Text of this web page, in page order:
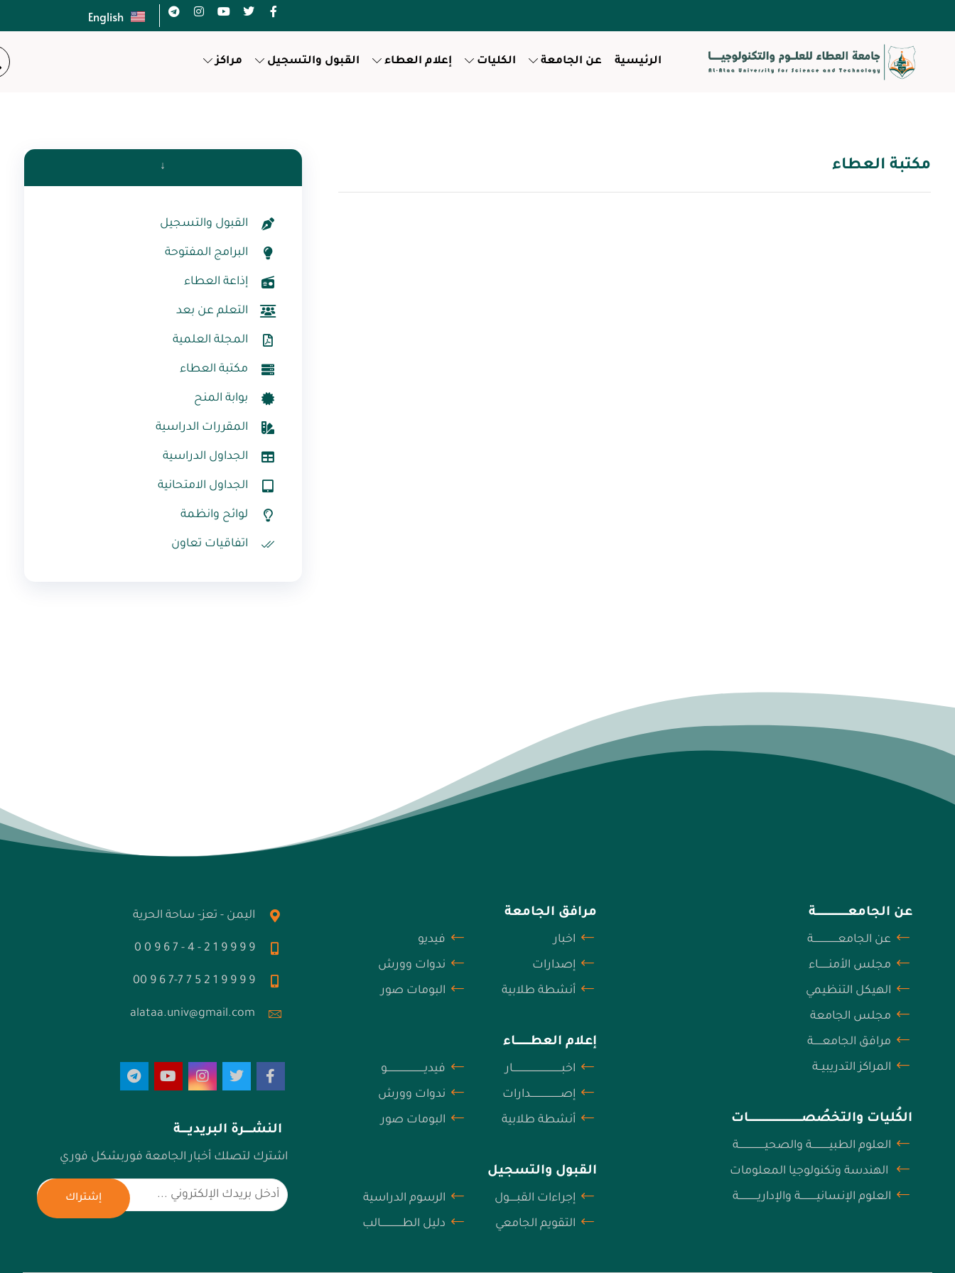
English
الرئيسية عن الجامعة الكليات إعلام العطاء القبول والتسجيل مراكز
مكتبة العطاء ↓
القبول والتسجيل
البرامج المفتوحة
إذاعة العطاء
التعلم عن بعد
المجلة العلمية
مكتبة العطاء
بوابة المنح
المقررات الدراسية
الجداول الدراسية
الجداول الامتحانية
لوائح وانظمة
اتفاقيات تعاون
عن الجامعــــــــــــــــــــــة
عن الجامعـــــــــــــــــة
مجلس الأمنـــــــاء
الهيكل التنظيمي
مجلس الجامعة
مرافق الجامعــــــة
المراكز التدريبيــة
الكُليات والتخصُصـــــــــــــــــــــــــــــــــــــات
العلوم الطبيــــــــــــة والصحيــــــــــــــــــة
الهندسة وتكنولوجيا المعلومات
العلوم الإنسانيـــــــــــة والإداريـــــــــــــة
مرافق الجامعة
اخبار
فيديو
إصدارات
ندوات وورش
أنشطة طلابية
البومات صور
إعلام العطــــــــــاء
اخبــــــــــــــــــــــــــــــــــار
فيديــــــــــــــــــــــــــو
إصـــــــــــــــــــــدارات
ندوات وورش
أنشطة طلابية
البومات صور
القبول والتسجيل
إجراءات القبـــــول
الرسوم الدراسية
التقويم الجامعي
دليل الطـــــــــــــــالب
اليمن - تعز- ساحة الحرية
9 9 9 9 1 2 - 4 - 7 6 9 0 0
9 9 9 9 1 2 5 7 7-7 6 9 00
alataa.univ@gmail.com
النشـــــرة البريديـــــة
اشترك لتصلك أخبار الجامعة فوربشكل فوري
إشتراك